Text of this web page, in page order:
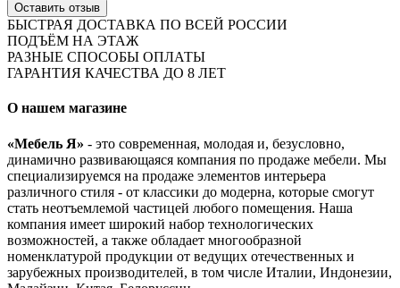
Оставить отзыв
БЫСТРАЯ ДОСТАВКА ПО ВСЕЙ РОССИИ
ПОДЪЁМ НА ЭТАЖ
РАЗНЫЕ СПОСОБЫ ОПЛАТЫ
ГАРАНТИЯ КАЧЕСТВА ДО 8 ЛЕТ
О нашем магазине
«Мебель Я» - это современная, молодая и, безусловно,
динамично развивающаяся компания по продаже мебели. Мы
специализируемся на продаже элементов интерьера
различного стиля - от классики до модерна, которые смогут
стать неотъемлемой частицей любого помещения. Наша
компания имеет широкий набор технологических
возможностей, а также обладает многообразной
номенклатурой продукции от ведущих отечественных и
зарубежных производителей, в том числе Италии, Индонезии,